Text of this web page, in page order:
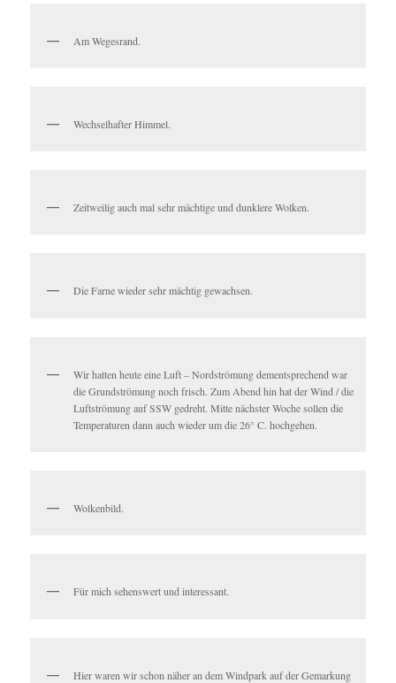
Am Wegesrand.
Wechselhafter Himmel.
Zeitweilig auch mal sehr mächtige und dunklere Wolken.
Die Farne wieder sehr mächtig gewachsen.
Wir hatten heute eine Luft – Nordströmung dementsprechend war
die Grundströmung noch frisch. Zum Abend hin hat der Wind / die
Luftströmung auf SSW gedreht. Mitte nächster Woche sollen die
Temperaturen dann auch wieder um die 26° C. hochgehen.
Wolkenbild.
Für mich sehenswert und interessant.
Hier waren wir schon näher an dem Windpark auf der Gemarkung